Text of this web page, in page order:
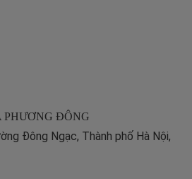
ĐÔNG
Đông Ngạc, Thành phố Hà Nội,